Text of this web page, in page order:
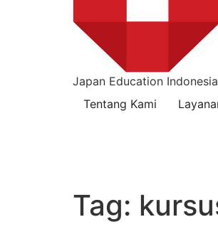
Japan Education Indonesia
Tentang Kami
Tag: